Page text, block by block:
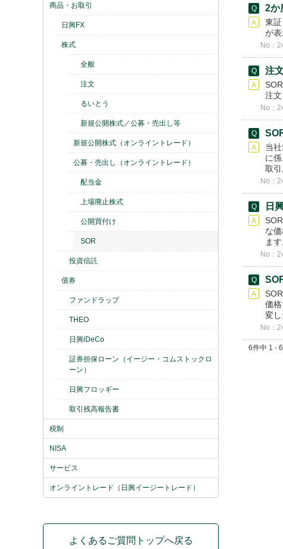
商品・お取引
日興FX
株式
全般
注文
るいとう
新規公開株式／公募・売出し等
新規公開株式（オンライントレード）
公募・売出し（オンライントレード）
配当金
上場廃止株式
公開買付け
SOR
投資信託
債券
ファンドラップ
THEO
日興iDeCo
証券担保ローン（イージー・コムストックロ
ーン）
日興フロッギー
取引残高報告書
税制
NISA
サービス
オンライントレード（日興イージートレード）
よくあるご質問トップへ戻る
2か
東
が表
No：
注
注
No：
当
に
取
No：
日
な
ま
No：
価
変
No：
6件中 1 -